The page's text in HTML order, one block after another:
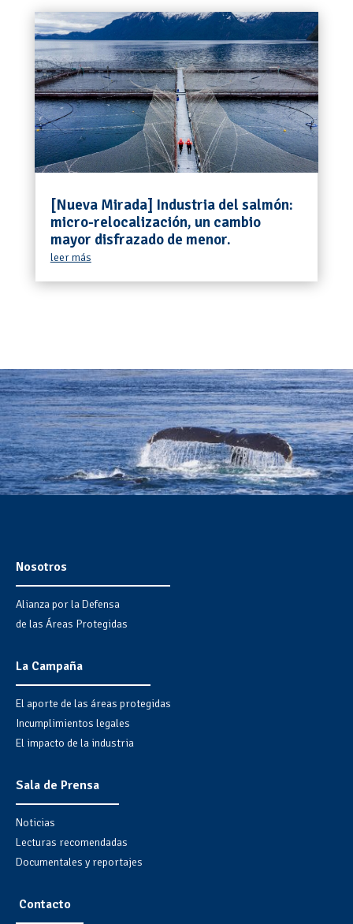
[Nueva Mirada] Industria del salmón:
micro-relocalización, un cambio
mayor disfrazado de menor.
leer más
Nosotros
Alianza por la Defensa
de las Áreas Protegidas
La Campaña
El aporte de las áreas protegidas
Incumplimientos legales
El impacto de la industria
Sala de Prensa
Noticias
Lecturas recomendadas
Documentales y reportajes
Contacto